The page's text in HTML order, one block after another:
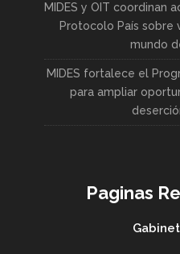
MIDES y OIT coordinan
Protocolo País sobre
mundo
MIDES fortalece el
para ampliar
Paginas